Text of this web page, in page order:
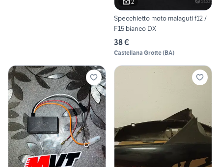
2
Specchietto moto malaguti f12 /
F15 bianco DX
38 €
Castellana Grotte(BA)